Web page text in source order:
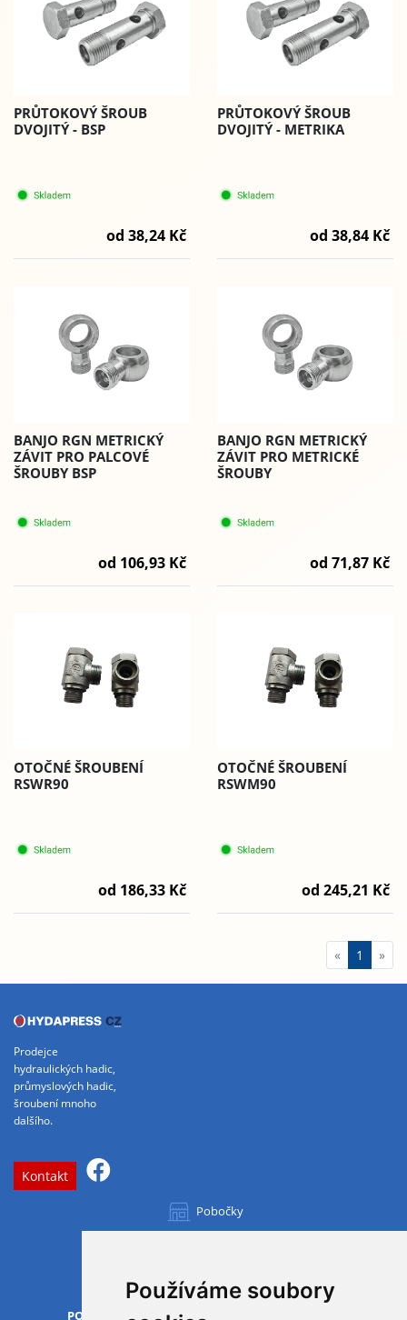
Používáme soubory
PRŮTOKOVÝ ŠROUB
DVOJITÝ - BSP
od 38,24 Kč
PRŮTOKOVÝ ŠROUB
DVOJITÝ - METRIKA
od 38,84 Kč
BANJO RGN METRICKÝ
ZÁVIT PRO PALCOVÉ
ŠROUBY BSP
od 106,93 Kč
BANJO RGN METRICKÝ
ZÁVIT PRO METRICKÉ
ŠROUBY
od 71,87 Kč
OTOČNÉ ŠROUBENÍ
RSWR90
od 186,33 Kč
OTOČNÉ ŠROUBENÍ
RSWM90
od 245,21 Kč
« 1 »
Prodejce
hydraulických hadic,
průmyslových hadic,
šroubení mnoho
dalšího.
Kontakt
Pobočky
OTVÍRACÍ DOBA
PO-PÁ